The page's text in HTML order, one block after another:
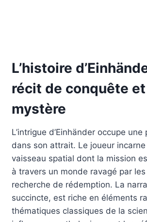
L’histoire
récit de conquête
mystère
L’intrigue d’Einhänder occupe
dans son attrait. Le joueur
vaisseau spatial dont la mission
à travers un monde ravagé par
recherche de rédemption. La
succincte, est riche en éléments
thématiques classiques de la